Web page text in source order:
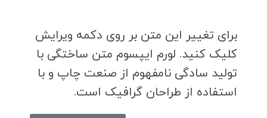
برای تغییر این متن بر روی دکمه ویرایش
کلیک کنید. لورم ایپسوم متن ساختگی با
تولید سادگی نامفهوم از صنعت چاپ و با
استفاده از طراحان گرافیک است.